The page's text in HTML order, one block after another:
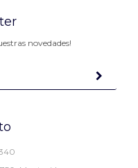
novedades!